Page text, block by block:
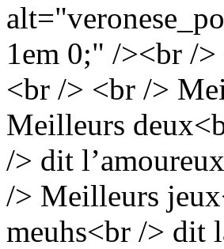
1em 0;" /><br /
<br /> <br />
Meilleurs
/> dit
/> Meilleurs
meuhs<br /> dit